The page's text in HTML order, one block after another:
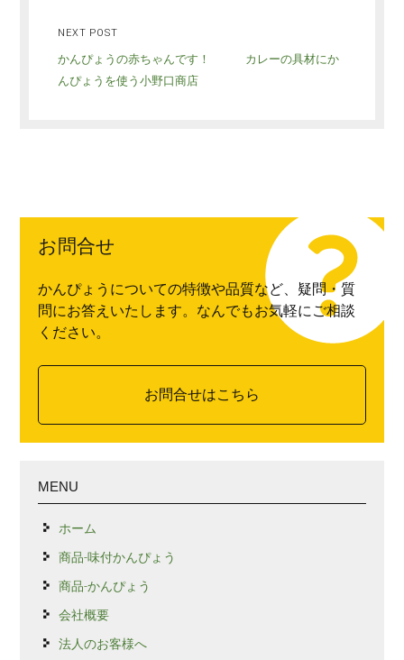
NEXT POST
かんぴょうの赤ちゃんです！ カレーの具材にか
んぴょうを使う小野口商店
お問合せ
かんぴょうについての特徴や品質など、疑問・質
問にお答えいたします。なんでもお気軽にご相談
ください。
お問合せはこちら
MENU
ホーム
商品-味付かんぴょう
商品-かんぴょう
会社概要
法人のお客様へ